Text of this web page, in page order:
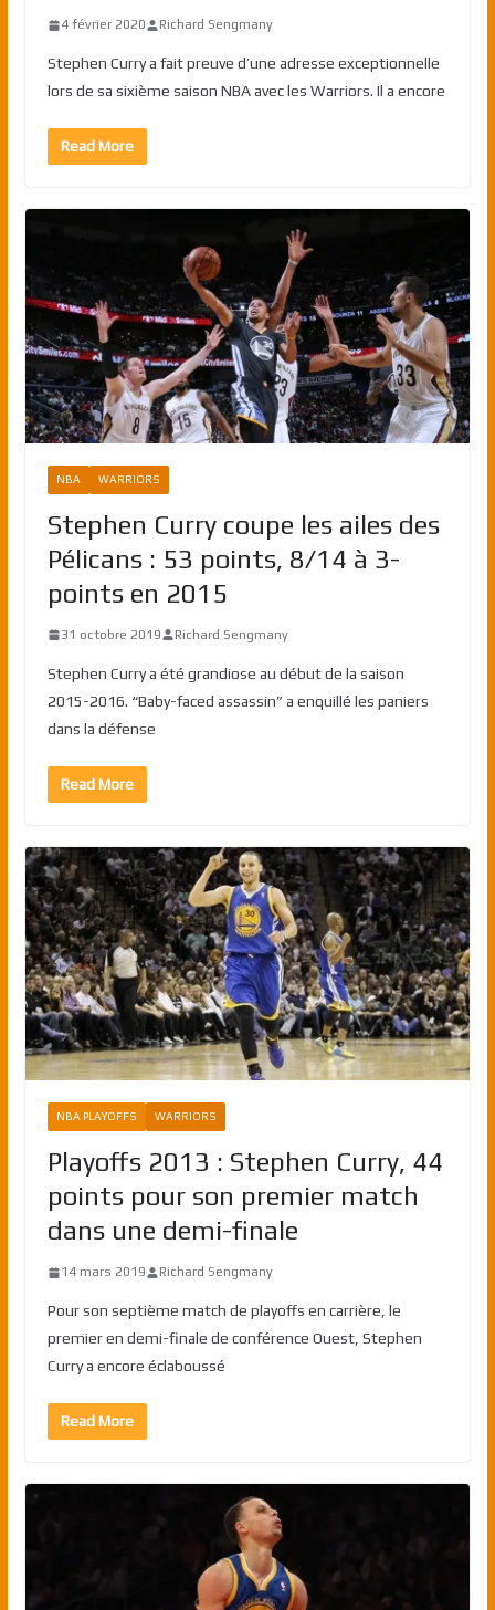
4 février 2020 Richard Sengmany
Stephen Curry a fait preuve d’une adresse exceptionnelle
lors de sa sixième saison NBA avec les Warriors. Il a encore
Read More
NBA WARRIORS
Stephen Curry coupe les ailes des
Pélicans : 53 points, 8/14 à 3-
points en 2015
31 octobre 2019 Richard Sengmany
Stephen Curry a été grandiose au début de la saison
2015-2016. “Baby-faced assassin” a enquillé les paniers
dans la défense
Read More
NBA PLAYOFFS WARRIORS
Playoffs 2013 : Stephen Curry, 44
points pour son premier match
dans une demi-finale
14 mars 2019 Richard Sengmany
Pour son septième match de playoffs en carrière, le
premier en demi-finale de conférence Ouest, Stephen
Curry a encore éclaboussé
Read More